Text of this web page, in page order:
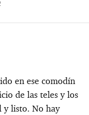
en ese comodín
de las teles y los
y listo. No hay